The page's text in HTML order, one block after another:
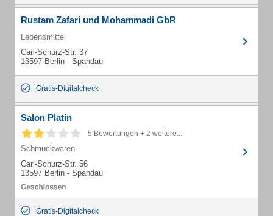
Rustam Zafari und Mohammadi GbR
Lebensmittel
Carl-Schurz-Str. 37
13597 Berlin - Spandau
Gratis-Digitalcheck
Salon Platin
5 Bewertungen + 2 weitere...
Schmuckwaren
Carl-Schurz-Str. 56
13597 Berlin - Spandau
Gratis-Digitalcheck